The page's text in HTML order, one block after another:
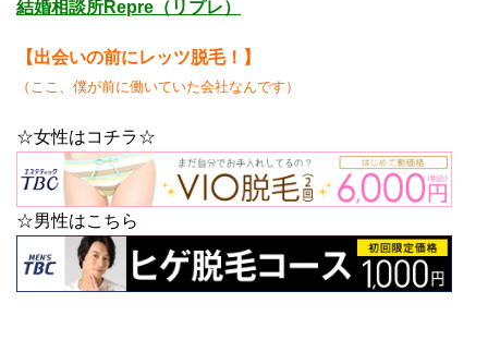
結婚相談所Repre（リプレ）
【出会いの前にレッツ脱毛！】
（ここ、僕が前に働いていた会社なんです）
☆女性はコチラ☆
☆男性はこちら